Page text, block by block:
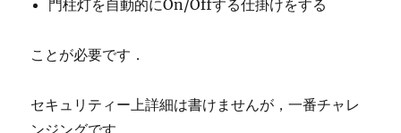
門柱灯を自動的にOn/Offする仕掛けをする
ことが必要です．
セキュリティー上詳細は書けませんが，一番チャレ